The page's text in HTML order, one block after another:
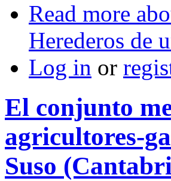
Read more
Herederos de
Log in or
El conjunto
agricultores-
Suso